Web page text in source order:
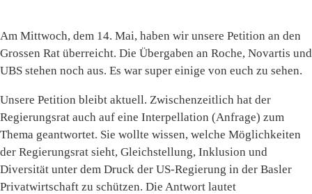
Am Mittwoch, dem 14. Mai, haben wir unsere Petition an den
Grossen Rat überreicht. Die Übergaben an Roche, Novartis und
UBS stehen noch aus. Es war super einige von euch zu sehen.
Unsere Petition bleibt aktuell. Zwischenzeitlich hat der
Regierungsrat auch auf eine Interpellation (Anfrage) zum
Thema geantwortet. Sie wollte wissen, welche Möglichkeiten
der Regierungsrat sieht, Gleichstellung, Inklusion und
Diversität unter dem Druck der US-Regierung in der Basler
Privatwirtschaft zu schützen. Die Antwort lautet